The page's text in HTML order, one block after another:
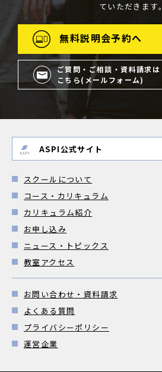
ていただきます。
無料説明会予約へ
ご質問・ご相談・資料請求は
こちら(メールフォーム)
ASPI公式サイト
スクールについて
コース・カリキュラム
カリキュラム紹介
お申し込み
ニュース・トピックス
教室アクセス
お問い合わせ・資料請求
よくある質問
プライバシーポリシー
運営企業